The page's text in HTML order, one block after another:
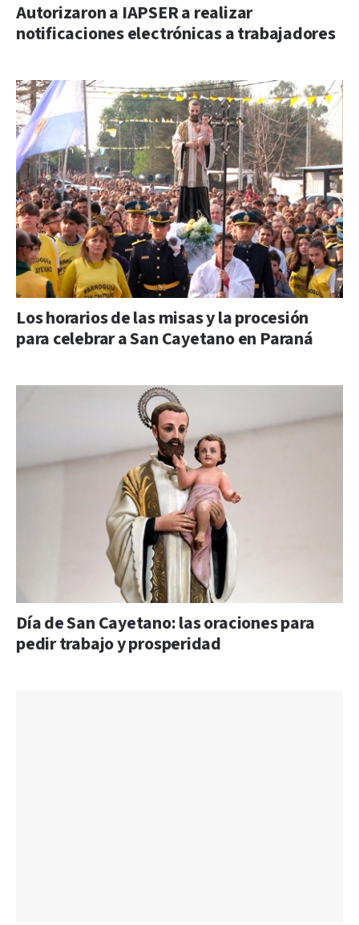
Autorizaron a IAPSER a realizar
notificaciones electrónicas a trabajadores
Los horarios de las misas y la procesión
para celebrar a San Cayetano en Paraná
Día de San Cayetano: las oraciones para
pedir trabajo y prosperidad